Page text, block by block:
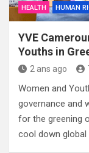
HEALTH
HUMAN
YVE
Youths in
2 ans ago
Women and
governance and
for the greening
cool down global